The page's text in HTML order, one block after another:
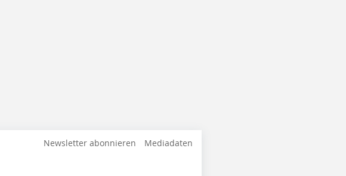
Newsletter abonnieren Mediadaten